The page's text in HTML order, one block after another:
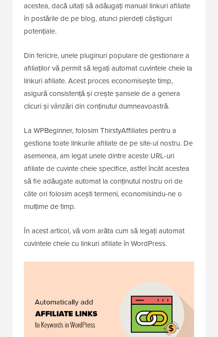
acestea, dacă uitați să adăugați manual linkuri afiliate
în postările de pe blog, atunci pierdeți câștiguri
potențiale.
Din fericire, unele pluginuri populare de gestionare a
afiliaților vă permit să legați automat cuvintele cheie la
linkuri afiliate. Acest proces economisește timp,
asigură consistență și crește șansele de a genera
clicuri și vânzări din conținutul dumneavoastră.
La WPBeginner, folosim ThirstyAffiliates pentru a
gestiona toate linkurile afiliate de pe site-ul nostru. De
asemenea, am legat unele dintre aceste URL-uri
afiliate de cuvinte cheie specifice, astfel încât acestea
să fie adăugate automat la conținutul nostru ori de
câte ori folosim acești termeni, economisindu-ne o
mulțime de timp.
În acest articol, vă vom arăta cum să legați automat
cuvintele cheie cu linkuri afiliate în WordPress.